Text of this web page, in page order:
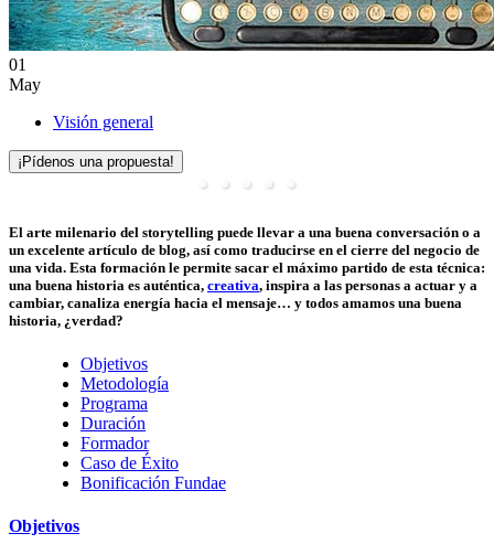
01
May
Visión general
¡Pídenos una propuesta!
El arte milenario del storytelling puede llevar a una buena conversación o a
un excelente artículo de blog, así como traducirse en el cierre del negocio de
una vida. Esta formación le permite sacar el máximo partido de esta técnica:
una buena historia es auténtica, creativa, inspira a las personas a actuar y a
cambiar, canaliza energía hacia el mensaje… y todos amamos una buena
historia, ¿verdad?
Objetivos
Metodología
Programa
Duración
Formador
Caso de Éxito
Bonificación Fundae
Objetivos